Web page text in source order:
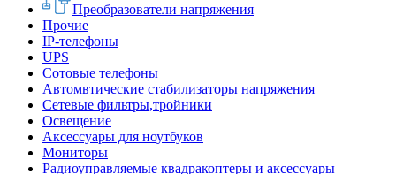
Преобразователи напряжения
Прочие
IP-телефоны
UPS
Сотовые телефоны
Автомвтические стабилизаторы напряжения
Сетевые фильтры,тройники
Освещение
Аксессуары для ноутбуков
Мониторы
Радиоуправляемые квадракоптеры и аксессуары